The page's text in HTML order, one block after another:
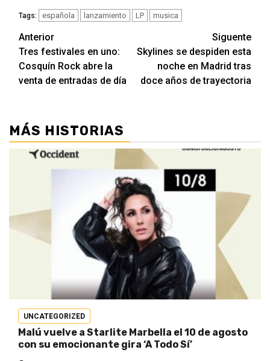
Tags: española lanzamiento LP musica
Navegación
de
entradas
Anterior
Tres festivales en uno:
Cosquín Rock abre la
venta de entradas de día
Siguente
Skylines se despiden esta
noche en Madrid tras
doce años de trayectoria
MÁS HISTORIAS
UNCATEGORIZED
Malú vuelve a Starlite Marbella el 10 de agosto
con su emocionante gira ‘A Todo Sí’